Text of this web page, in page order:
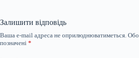
Залишити відповідь
Ваша e-mail адреса не оприлюднюватиметься.
позначені *